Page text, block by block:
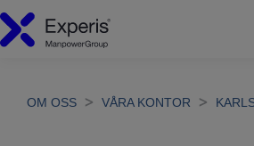
OM OSS VÅRA KONTOR